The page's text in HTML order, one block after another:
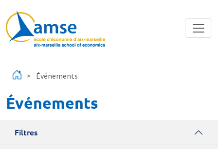
Événements
Événements
Filtres